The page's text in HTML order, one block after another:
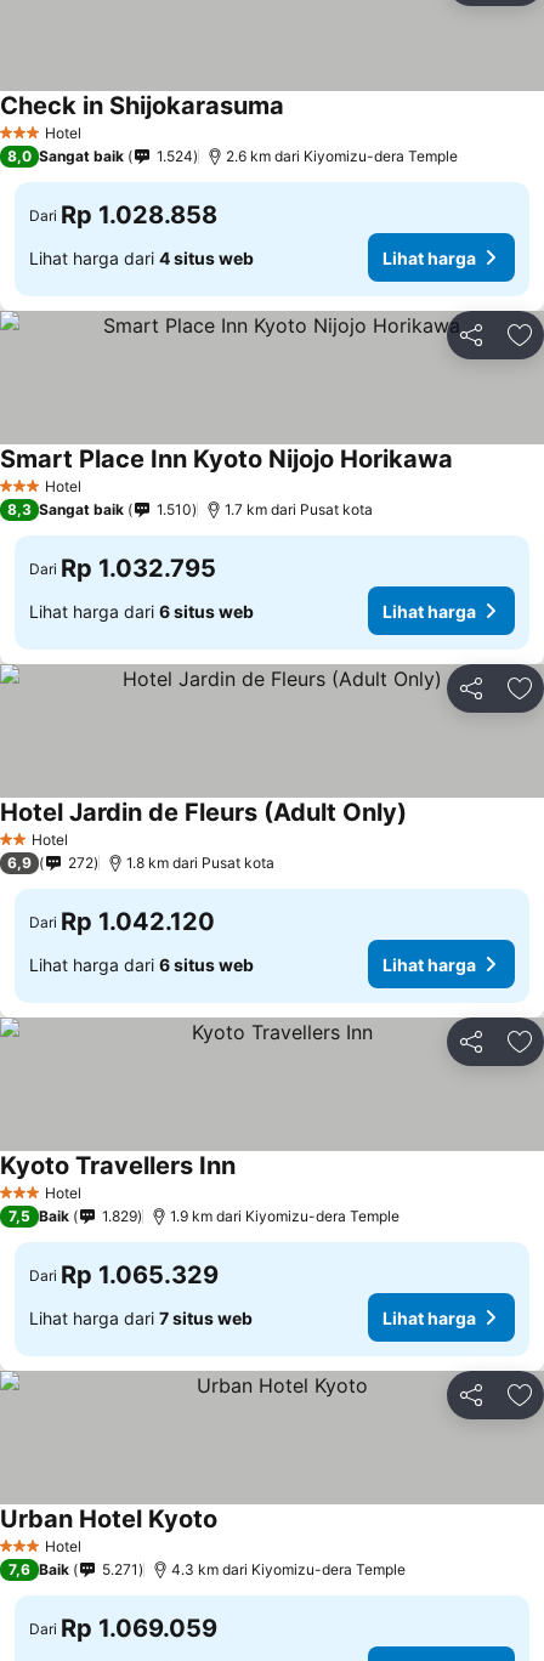
3 BintangHotel
Check in Shijokarasuma
8,0 Sangat baik 1.524 2.6 km dari Kiyomizu-dera Temple
Dari Rp 1.028.858
Lihat harga dari 4 situs web Lihat harga
Bagikan
3 BintangHotel
Smart Place Inn Kyoto Nijojo Horikawa
8,3 Sangat baik 1.510 1.7 km dari Pusat kota
Dari Rp 1.032.795
Lihat harga dari 6 situs web Lihat harga
Bagikan
2 Bintang
Hotel
Hotel Jardin de Fleurs (Adult Only)
6,9 272 1.8 km dari Pusat kota
Dari Rp 1.042.120
Lihat harga dari 6 situs web Lihat harga
Bagikan
3 BintangHotel
Kyoto Travellers Inn
7,5 Baik 1.829 1.9 km dari Kiyomizu-dera Temple
Dari Rp 1.065.329
Lihat harga dari 7 situs web Lihat harga
Bagikan
3 BintangHotel
Urban Hotel Kyoto
7,6 Baik 5.271 4.3 km dari Kiyomizu-dera Temple
Dari Rp 1.069.059